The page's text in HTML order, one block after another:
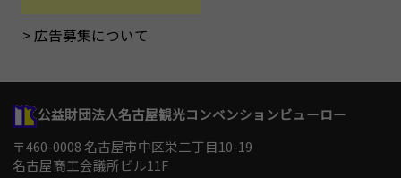
広告募集について
公益財団法人名古屋観光コンベンションビューロー
〒460-0008 名古屋市中区栄二丁目10-19
名古屋商工会議所ビル11F